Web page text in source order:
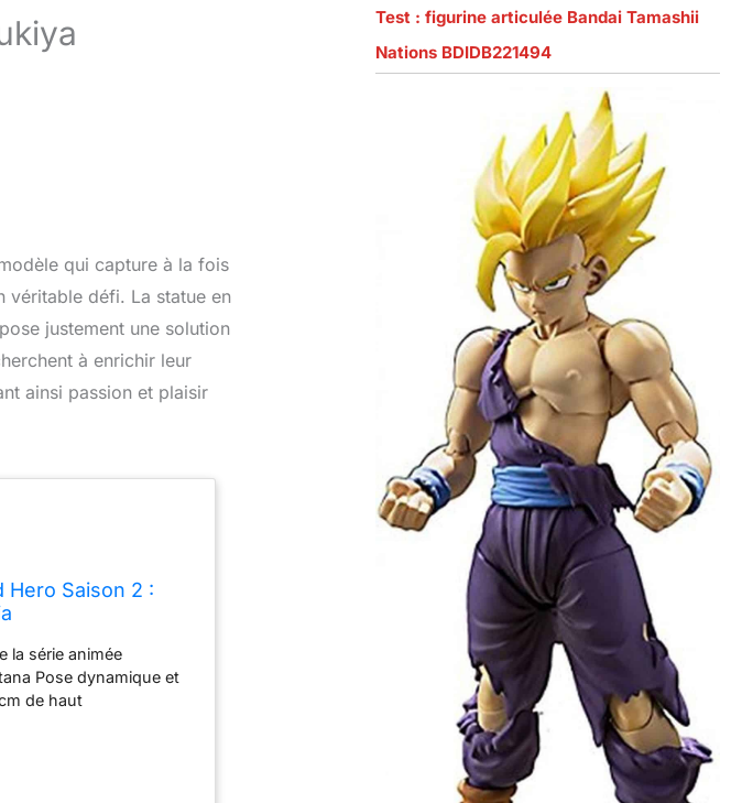
qui capture à la fois
véritable défi. La statue en
justement une solution
à enrichir leur
ainsi passion et plaisir
Hero Saison 2 :
la série animée
Pose dynamique et
de haut
Test : figurine articulée Bandai Tamashii
Nations BDIDB221494